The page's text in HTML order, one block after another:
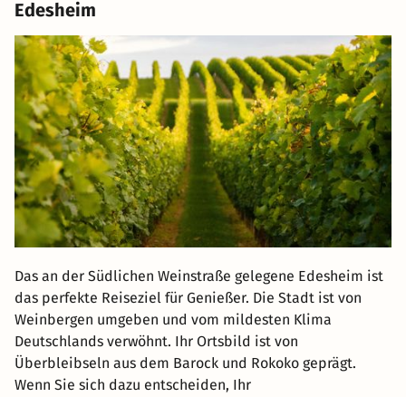
Edesheim
Das an der Südlichen Weinstraße gelegene Edesheim ist
das perfekte Reiseziel für Genießer. Die Stadt ist von
Weinbergen umgeben und vom mildesten Klima
Deutschlands verwöhnt. Ihr Ortsbild ist von
Überbleibseln aus dem Barock und Rokoko geprägt.
Wenn Sie sich dazu entscheiden, Ihr